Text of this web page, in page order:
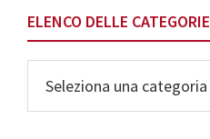
ELENCO DELLE CATEGORIE
delle
Categorie